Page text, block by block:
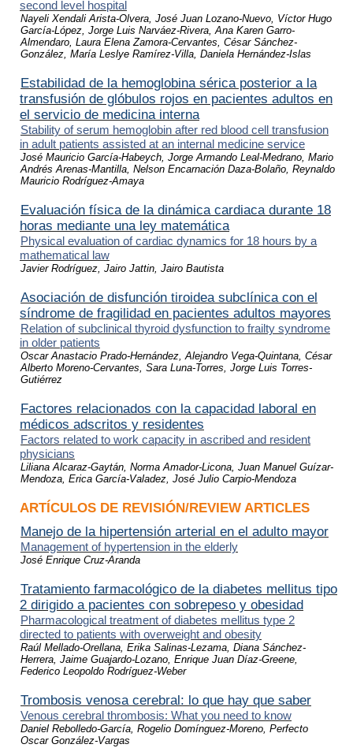
second level hospital
Nayeli Xendali Arista-Olvera, José Juan Lozano-Nuevo, Víctor Hugo
García-López, Jorge Luis Narváez-Rivera, Ana Karen Garro-
Almendaro, Laura Elena Zamora-Cervantes, César Sánchez-
González, María Leslye Ramírez-Villa, Daniela Hernández-Islas
Estabilidad de la hemoglobina sérica posterior a la
transfusión de glóbulos rojos en pacientes adultos en
el servicio de medicina interna
Stability of serum hemoglobin after red blood cell transfusion
in adult patients assisted at an internal medicine service
José Mauricio García-Habeych, Jorge Armando Leal-Medrano, Mario
Andrés Arenas-Mantilla, Nelson Encarnación Daza-Bolaño, Reynaldo
Mauricio Rodríguez-Amaya
Evaluación física de la dinámica cardiaca durante 18
horas mediante una ley matemática
Physical evaluation of cardiac dynamics for 18 hours by a
mathematical law
Javier Rodríguez, Jairo Jattin, Jairo Bautista
Asociación de disfunción tiroidea subclínica con el
síndrome de fragilidad en pacientes adultos mayores
Relation of subclinical thyroid dysfunction to frailty syndrome
in older patients
Oscar Anastacio Prado-Hernández, Alejandro Vega-Quintana, César
Alberto Moreno-Cervantes, Sara Luna-Torres, Jorge Luis Torres-
Gutiérrez
Factores relacionados con la capacidad laboral en
médicos adscritos y residentes
Factors related to work capacity in ascribed and resident
physicians
Liliana Alcaraz-Gaytán, Norma Amador-Licona, Juan Manuel Guízar-
Mendoza, Erica García-Valadez, José Julio Carpio-Mendoza
ARTÍCULOS DE REVISIÓN/REVIEW ARTICLES
Manejo de la hipertensión arterial en el adulto mayor
Management of hypertension in the elderly
José Enrique Cruz-Aranda
Tratamiento farmacológico de la diabetes mellitus tipo
2 dirigido a pacientes con sobrepeso y obesidad
Pharmacological treatment of diabetes mellitus type 2
directed to patients with overweight and obesity
Raúl Mellado-Orellana, Erika Salinas-Lezama, Diana Sánchez-
Herrera, Jaime Guajardo-Lozano, Enrique Juan Díaz-Greene,
Federico Leopoldo Rodríguez-Weber
Trombosis venosa cerebral: lo que hay que saber
Venous cerebral thrombosis: What you need to know
Daniel Rebolledo-García, Rogelio Domínguez-Moreno, Perfecto
Oscar González-Vargas